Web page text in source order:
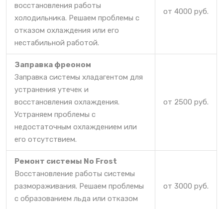
восстановления работы
холодильника. Решаем проблемы с
отказом охлаждения или его
нестабильной работой.
от 4000 руб.
Заправка фреоном
Заправка системы хладагентом для
устранения утечек и
восстановления охлаждения.
Устраняем проблемы с
недостаточным охлаждением или
его отсутствием.
от 2500 руб.
Ремонт системы No Frost
Восстановление работы системы
размораживания. Решаем проблемы
с образованием льда или отказом
от 3000 руб.